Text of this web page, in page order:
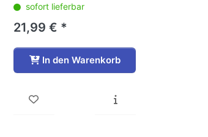
sofort lieferbar
21,99 € *
In den Warenkorb